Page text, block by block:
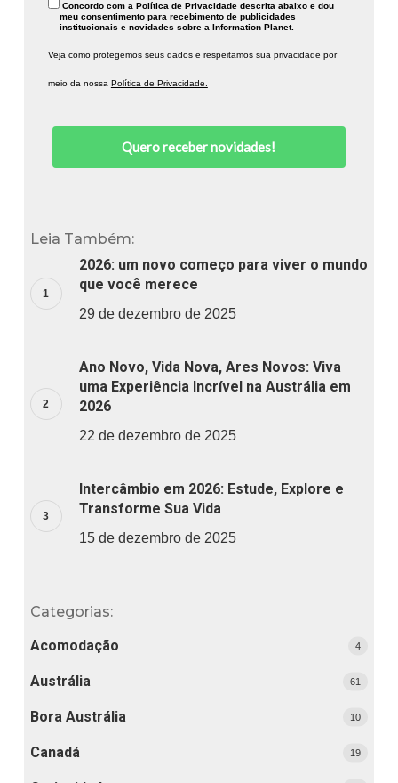
Concordo com a Política de Privacidade descrita abaixo e dou
meu consentimento para recebimento de publicidades
institucionais e novidades sobre a Information Planet.
Veja como protegemos seus dados e respeitamos sua privacidade por
meio da nossa Política de Privacidade.
Quero receber novidades!
Leia Também:
2026: um novo começo para viver o mundo
que você merece
29 de dezembro de 2025
Ano Novo, Vida Nova, Ares Novos: Viva
uma Experiência Incrível na Austrália em
2026
22 de dezembro de 2025
Intercâmbio em 2026: Estude, Explore e
Transforme Sua Vida
15 de dezembro de 2025
Categorias:
Acomodação
4
Austrália 61
Bora Austrália 10
Canadá 19